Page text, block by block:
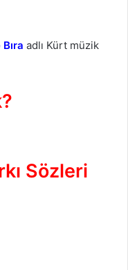
adlı Kürt müzik
Sözleri